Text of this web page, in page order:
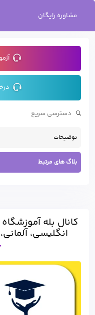
مشاوره رایگان
/کانال بله آموزشگاه
کانال بله
انگلیسی،
توضیحات
بلاگ های مرتبط